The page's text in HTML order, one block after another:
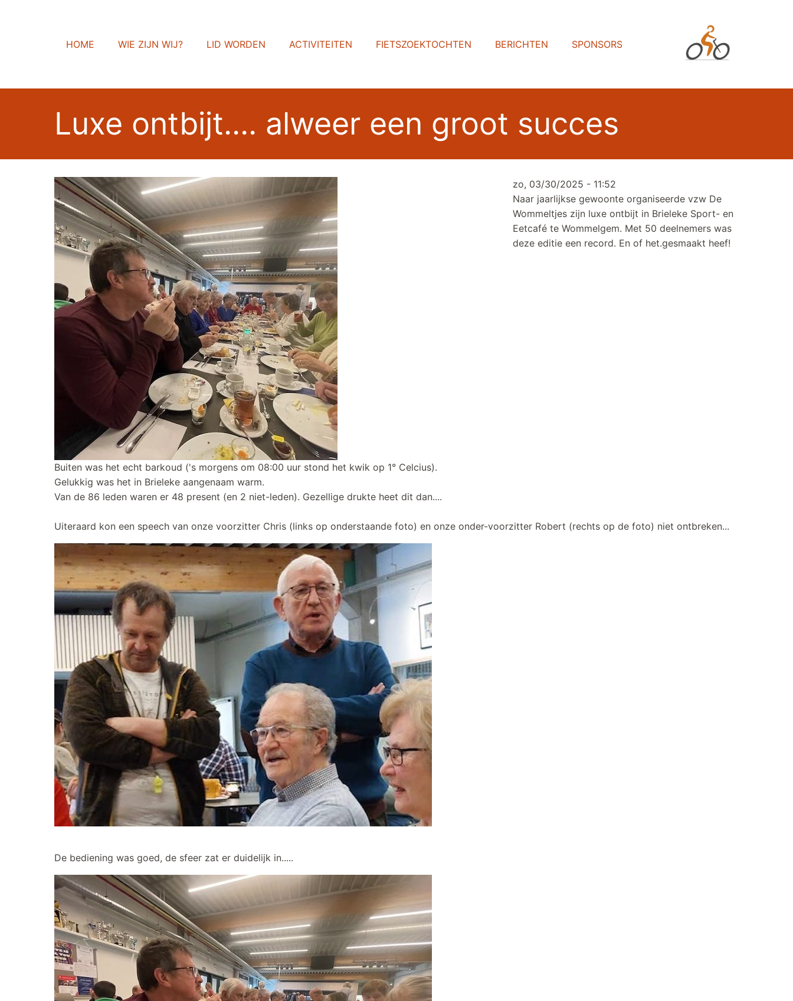
HOME WIE ZIJN WIJ? LID WORDEN ACTIVITEITEN FIETSZOEKTOCHTEN BERICHTEN SPONSORS
Luxe ontbijt.... alweer een groot succes
zo, 03/30/2025 - 11:52
Naar jaarlijkse gewoonte organiseerde vzw De
Wommeltjes zijn luxe ontbijt in Brieleke Sport- en
Eetcafé te Wommelgem. Met 50 deelnemers was
deze editie een record. En of het.gesmaakt heef!
Buiten was het echt barkoud ('s morgens om 08:00 uur stond het kwik op 1° Celcius).
Gelukkig was het in Brieleke aangenaam warm.
Van de 86 leden waren er 48 present (en 2 niet-leden). Gezellige drukte heet dit dan....
Uiteraard kon een speech van onze voorzitter Chris (links op onderstaande foto) en onze onder-voorzitter Robert (rechts op de foto) niet ontbreken...
De bediening was goed, de sfeer zat er duidelijk in.....